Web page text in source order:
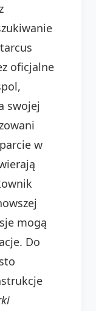
oficjalne
swojej
w
mogą
Do